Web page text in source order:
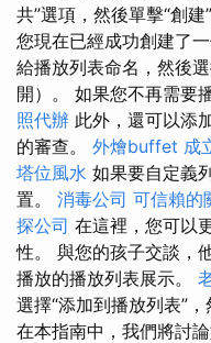
共”選項，然後單擊“創建
您現在已經成功創建了
給播放列表命名，然後
開）。 如果您不再需要
照代辦 此外，還可以添
的審查。 外燴buffet 成
塔位風水 如果要自定義
置。 消毒公司 可信賴的
探公司 在這裡，您可以
性。 與您的孩子交談，
播放的播放列表展示。
選擇“添加到播放列表”
在本指南中，我們將討